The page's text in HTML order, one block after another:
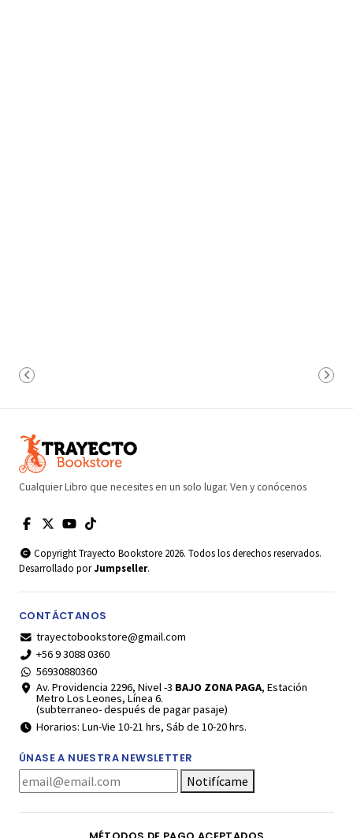
Cualquier Libro que necesites en un solo lugar. Ven y conócenos
Copyright Trayecto Bookstore 2026. Todos los derechos reservados.
Desarrollado porJumpseller.
CONTÁCTANOS
trayectobookstore@gmail.com
+56 9 3088 0360
56930880360
Av. Providencia 2296, Nivel -3 BAJO ZONA PAGA, Estación
Metro Los Leones, Línea 6.
(subterraneo- después de pagar pasaje)
Horarios: Lun-Vie 10-21 hrs, Sáb de 10-20 hrs.
ÚNASE A NUESTRA NEWSLETTER
Notifícame